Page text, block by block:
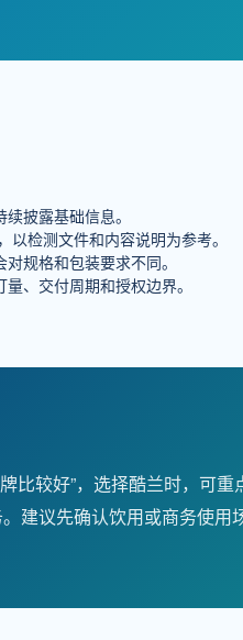
披露基础信息。
检测文件和内容说明为参考。
规格和包装要求不同。
、交付周期和授权边界。
比较好”，选择酷兰时，可
建议先确认饮用或商务使